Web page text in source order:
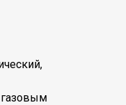
газовым